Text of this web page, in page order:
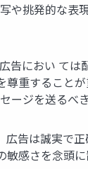
挑発的な
におい て
重すること
ージを送るべ
告は誠実で
感さを念頭